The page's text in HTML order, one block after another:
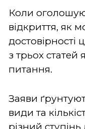
Коли
відкриття, як
достовірності
з трьох статей
питання.
Заяви
види та